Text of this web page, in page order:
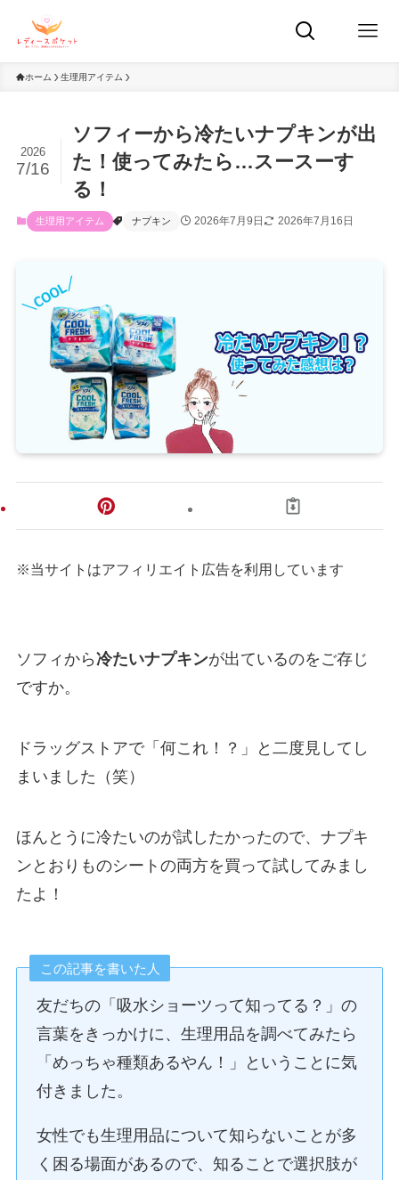
ホーム 生理用アイテム
ソフィーから冷たいナプキンが出
た！使ってみたら…スースーす
る！
2026
7/16
生理用アイテム ナプキン 2026年7月9日 2026年7月16日
※当サイトはアフィリエイト広告を利用しています
ソフィから冷たいナプキンが出ているのをご存じ
ですか。
ドラッグストアで「何これ！？」と二度見してし
まいました（笑）
ほんとうに冷たいのが試したかったので、ナプキ
ンとおりものシートの両方を買って試してみまし
たよ！
この記事を書いた人
友だちの「吸水ショーツって知ってる？」の
言葉をきっかけに、生理用品を調べてみたら
「めっちゃ種類あるやん！」ということに気
付きました。
女性でも生理用品について知らないことが多
く困る場面があるので、知ることで選択肢が